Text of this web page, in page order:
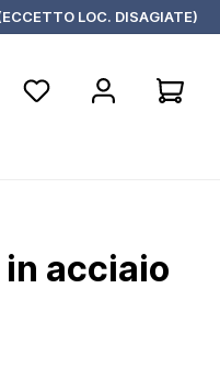
LOC. DISAGIATE)
acciaio